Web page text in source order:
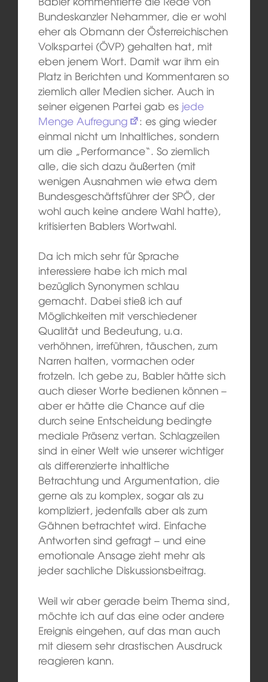
Bundeskanzler Nehammer, die er wohl
eher als Obmann der Österreichischen
Volkspartei (ÖVP) gehalten hat, mit
eben jenem Wort. Damit war ihm ein
Platz in Berichten und Kommentaren so
ziemlich aller Medien sicher. Auch in
seiner eigenen Partei gab es jede
Menge Aufregung
: es ging wieder
einmal nicht um Inhaltliches, sondern
um die „Performance“. So ziemlich
alle, die sich dazu äußerten (mit
wenigen Ausnahmen wie etwa dem
Bundesgeschäftsführer der SPÖ, der
wohl auch keine andere Wahl hatte),
kritisierten Bablers Wortwahl.
Da ich mich sehr für Sprache
interessiere habe ich mich mal
bezüglich Synonymen schlau
gemacht. Dabei stieß ich auf
Möglichkeiten mit verschiedener
Qualität und Bedeutung, u.a.
verhöhnen, irreführen, täuschen, zum
Narren halten, vormachen oder
frotzeln. Ich gebe zu, Babler hätte sich
auch dieser Worte bedienen können –
aber er hätte die Chance auf die
durch seine Entscheidung bedingte
mediale Präsenz vertan. Schlagzeilen
sind in einer Welt wie unserer wichtiger
als differenzierte inhaltliche
Betrachtung und Argumentation, die
gerne als zu komplex, sogar als zu
kompliziert, jedenfalls aber als zum
Gähnen betrachtet wird. Einfache
Antworten sind gefragt – und eine
emotionale Ansage zieht mehr als
jeder sachliche Diskussionsbeitrag.
Weil wir aber gerade beim Thema sind,
möchte ich auf das eine oder andere
Ereignis eingehen, auf das man auch
mit diesem sehr drastischen Ausdruck
reagieren kann.